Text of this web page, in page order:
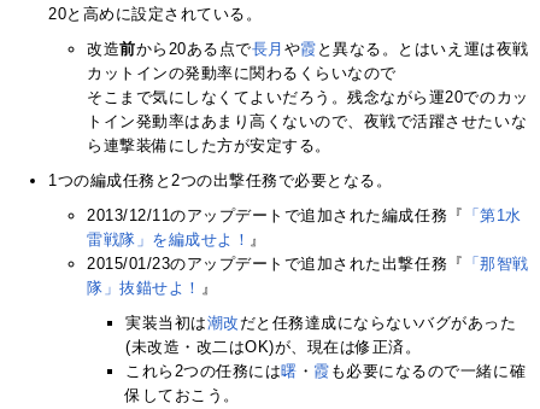
20と高めに設定されている。
改造前から20ある点で長月 や霞 と異なる。とはいえ運は夜戦
カットインの発動率に関わるくらいなので
そこまで気にしなくてよいだろう。残念ながら運20でのカッ
トイン発動率はあまり高くないので、夜戦で活躍させたいな
ら連撃装備にした方が安定する。
1つの編成任務と2つの出撃任務で必要となる。
2013/12/11のアップデートで追加された編成任務『 「第1水
雷戦隊」を編成せよ！ 』
2015/01/23のアップデートで追加された出撃任務『 「那智戦
隊」抜錨せよ！ 』
実装当初は潮改 だと任務達成にならないバグがあった
(未改造・改二はOK)が、現在は修正済。
これら2つの任務には曙 ・ 霞 も必要になるので一緒に確
保しておこう。